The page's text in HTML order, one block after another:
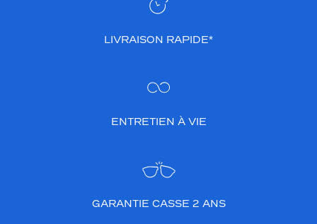
LIVRAISON RAPIDE*
ENTRETIEN À VIE
GARANTIE CASSE 2 ANS